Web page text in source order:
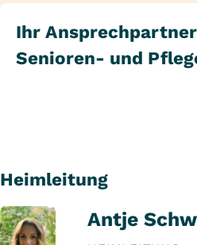
Ihr Ansprechpartner
Senioren- und
Heimleitung
Antje